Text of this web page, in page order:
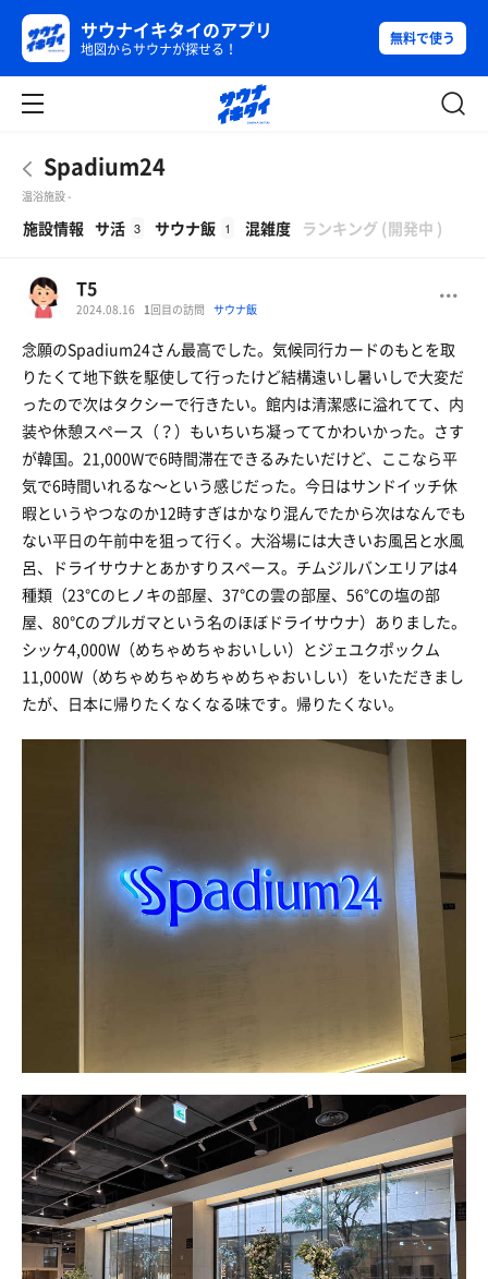
サウナイキタイのアプリ
地図からサウナが探せる！
無料で使う
Spadium24
温浴施設 -
施設情報 サ活 3 サウナ飯 1 混雑度 ランキング (開発中 )
T5
2024.08.16 1回目の訪問 サウナ飯
念願のSpadium24さん最高でした。気候同行カードのもとを取
りたくて地下鉄を駆使して行ったけど結構遠いし暑いしで大変だ
ったので次はタクシーで行きたい。館内は清潔感に溢れてて、内
装や休憩スペース（？）もいちいち凝っててかわいかった。さす
が韓国。21,000Wで6時間滞在できるみたいだけど、ここなら平
気で6時間いれるな〜という感じだった。今日はサンドイッチ休
暇というやつなのか12時すぎはかなり混んでたから次はなんでも
ない平日の午前中を狙って行く。大浴場には大きいお風呂と水風
呂、ドライサウナとあかすりスペース。チムジルバンエリアは4
種類（23℃のヒノキの部屋、37℃の雲の部屋、56℃の塩の部
屋、80℃のプルガマという名のほぼドライサウナ）ありました。
シッケ4,000W（めちゃめちゃおいしい）とジェユクポックム
11,000W（めちゃめちゃめちゃめちゃおいしい）をいただきまし
たが、日本に帰りたくなくなる味です。帰りたくない。